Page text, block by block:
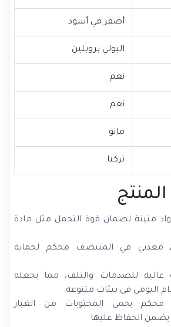
أصفر في أسود
البولي بروبلين
نعم
نعم
مانو
تركيا
متينة لضمان قوة التحمل مثل مادة
معدني في المنتصف محكم لحماية
عالية للصدمات والتلف، مما يجعله
اليومي في بيئات متنوعة.
محكم يحمي المحتويات من الغبار
يضمن الحفاظ عليها